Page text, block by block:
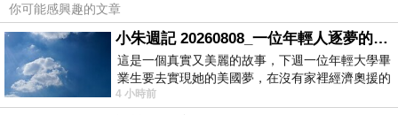
你可能感興趣的文章
小朱週記 20260808_一位年輕人逐夢的真實故事
這是一個真實又美麗的故事，下週一位年輕大學畢
業生要去實現她的美國夢，在沒有家裡經濟奧援的
情況下，靠著自我努力工作累積出國基
4 小時前